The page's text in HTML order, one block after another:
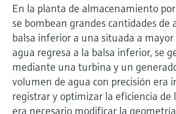
En la planta de almacenamiento
se bombean grandes cantidades de
balsa inferior a una situada a
agua regresa a la balsa inferior, se
mediante una turbina y un
volumen de agua con precisión era
registrar y optimizar la eficiencia de
era necesario modificar la